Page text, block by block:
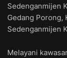
Sedenganmijen
Gedang Porong,
Sedenganmijen
Melayani